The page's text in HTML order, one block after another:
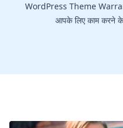
WordPress Theme
आपके लिए काम करने के